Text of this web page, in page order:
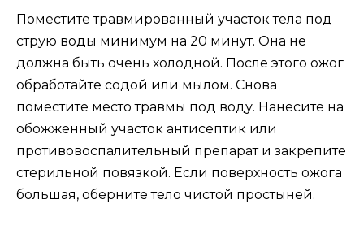
Поместите травмированный участок тела под
струю воды минимум на 20 минут. Она не
должна быть очень холодной. После этого ожог
обработайте содой или мылом. Снова
поместите место травмы под воду. Нанесите на
обожженный участок антисептик или
противовоспалительный препарат и закрепите
стерильной повязкой. Если поверхность ожога
большая, оберните тело чистой простыней.